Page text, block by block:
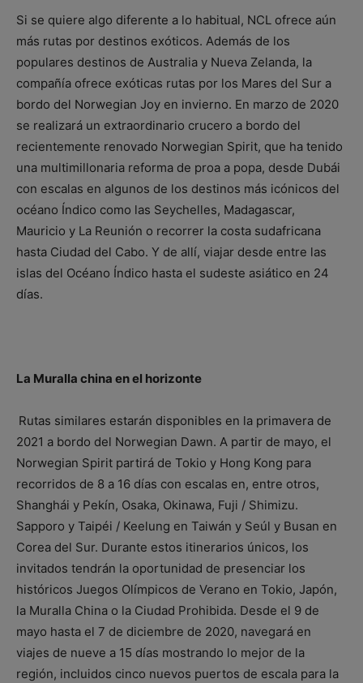
Si se quiere algo diferente a lo habitual, NCL ofrece aún
más rutas por destinos exóticos. Además de los
populares destinos de Australia y Nueva Zelanda, la
compañía ofrece exóticas rutas por los Mares del Sur a
bordo del Norwegian Joy en invierno. En marzo de 2020
se realizará un extraordinario crucero a bordo del
recientemente renovado Norwegian Spirit, que ha tenido
una multimillonaria reforma de proa a popa, desde Dubái
con escalas en algunos de los destinos más icónicos del
océano Índico como las Seychelles, Madagascar,
Mauricio y La Reunión o recorrer la costa sudafricana
hasta Ciudad del Cabo. Y de allí, viajar desde entre las
islas del Océano Índico hasta el sudeste asiático en 24
días.
La Muralla china en el horizonte
Rutas similares estarán disponibles en la primavera de
2021 a bordo del Norwegian Dawn. A partir de mayo, el
Norwegian Spirit partirá de Tokio y Hong Kong para
recorridos de 8 a 16 días con escalas en, entre otros,
Shanghái y Pekín, Osaka, Okinawa, Fuji / Shimizu.
Sapporo y Taipéi / Keelung en Taiwán y Seúl y Busan en
Corea del Sur. Durante estos itinerarios únicos, los
invitados tendrán la oportunidad de presenciar los
históricos Juegos Olímpicos de Verano en Tokio, Japón,
la Muralla China o la Ciudad Prohibida. Desde el 9 de
mayo hasta el 7 de diciembre de 2020, navegará en
viajes de nueve a 15 días mostrando lo mejor de la
región, incluidos cinco nuevos puertos de escala para la